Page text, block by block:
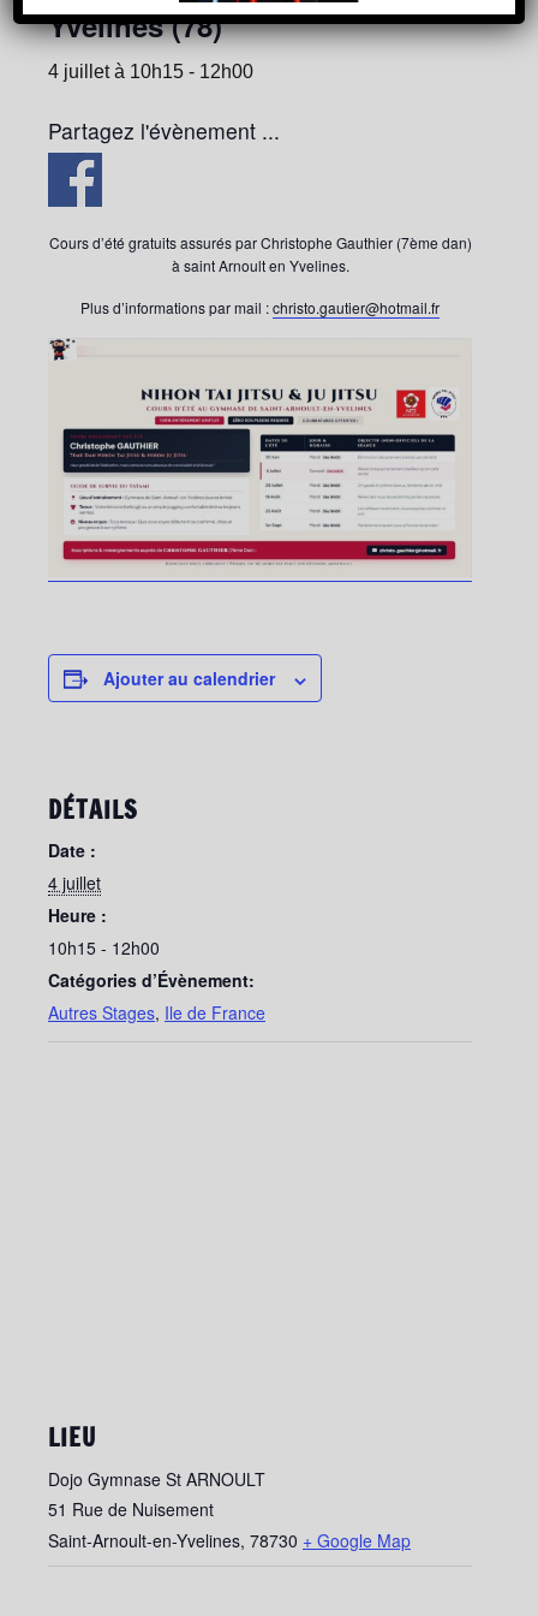
Yvelines (78)
4 juillet à 10h15 - 12h00
Partagez l'évènement ...
Cours d’été gratuits assurés par Christophe Gauthier (7ème dan)
à saint Arnoult en Yvelines.
Plus d’informations par mail :christo.gautier@hotmail.fr
Ajouter au calendrier
DÉTAILS
Date :
4 juillet
Heure :
10h15 - 12h00
Catégories d’Évènement:
Autres Stages, Ile de France
LIEU
Dojo Gymnase St ARNOULT
51 Rue de Nuisement
Saint-Arnoult-en-Yvelines, 78730 + Google Map